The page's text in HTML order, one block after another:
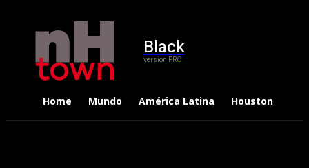
Black
version PRO
Home Mundo América Latina Houston